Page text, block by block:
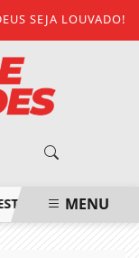
SEJA LOUVADO!
FLUMINENSE
MENU